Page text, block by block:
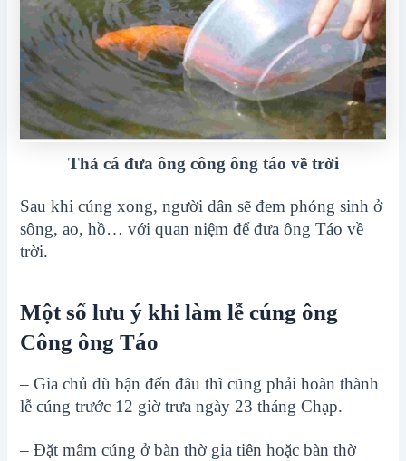
Thả cá đưa ông công ông táo về trời
Sau khi cúng xong, người dân sẽ đem phóng sinh ở
sông, ao, hồ… với quan niệm để đưa ông Táo về
trời.
Một số lưu ý khi làm lễ cúng ông
Công ông Táo
– Gia chủ dù bận đến đâu thì cũng phải hoàn thành
lễ cúng trước 12 giờ trưa ngày 23 tháng Chạp.
– Đặt mâm cúng ở bàn thờ gia tiên hoặc bàn thờ